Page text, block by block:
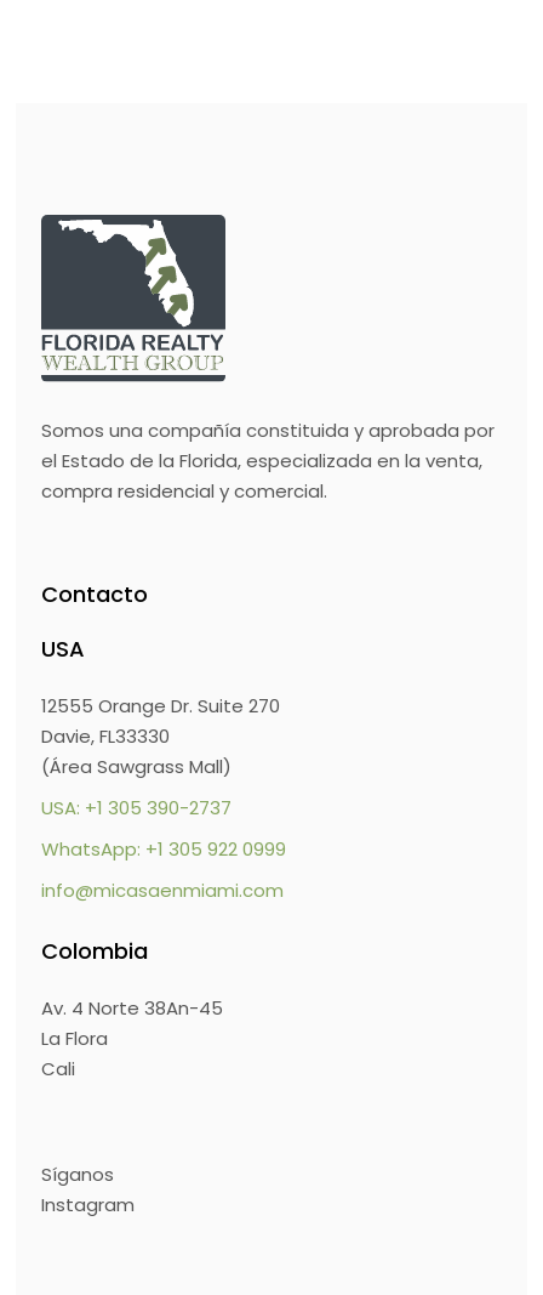
Somos una compañía constituida y aprobada por
el Estado de la Florida, especializada en la venta,
compra residencial y comercial.
Contacto
USA
12555 Orange Dr. Suite 270
Davie, FL33330
(Área Sawgrass Mall)
USA: +1 305 390-2737
WhatsApp: +1 305 922 0999
info@micasaenmiami.com
Colombia
Av. 4 Norte 38An-45
La Flora
Cali
Síganos
Instagram